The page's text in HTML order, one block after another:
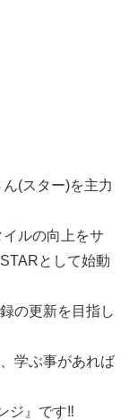
(スター)を主力
ルの向上をサ
として始動
の更新を目指し
学ぶ事があれば
ジ』です‼️